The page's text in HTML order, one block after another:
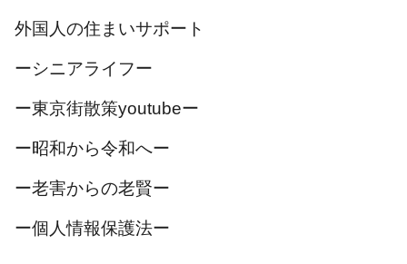
外国人の住まいサポート
ーシニアライフー
ー東京街散策youtubeー
ー昭和から令和へー
ー老害からの老賢ー
ー個人情報保護法ー